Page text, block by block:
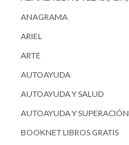
ANAGRAMA
ARIEL
ARTE
AUTOAYUDA
AUTOAYUDA Y SALUD
AUTOAYUDA Y SUPERACIÓN
BOOKNET LIBROS GRATIS